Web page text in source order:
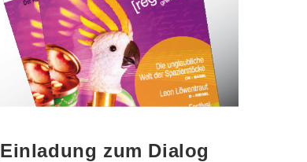
Einladung zum Dialog